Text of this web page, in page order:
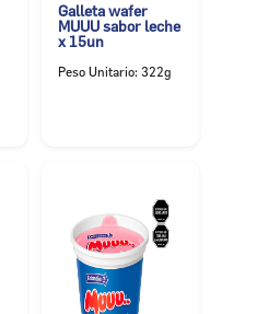
Galleta wafer
MUUU sabor leche
x 15un
Peso Unitario: 322g